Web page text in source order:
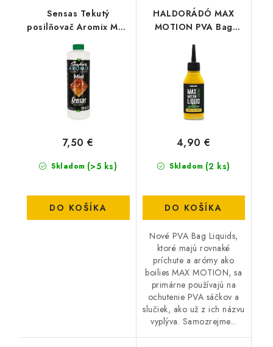
Sensas Tekutý
posilňovač Aromix MED
Skladom (>5 ks)
7,50 €
DO KOŠÍKA
HALDORÁDÓ MAX
MOTION PVA Bag
Corn
Skladom (2 ks)
4,90 €
DO KOŠÍKA
Nové PVA Bag Liquids,
ktoré majú rovnaké
príchute a arómy ako
boilies MAX MOTION, sa
primárne používajú na
ochutenie PVA sáčkov a
slučiek, ako už z ich názvu
vyplýva. Samozrejme...